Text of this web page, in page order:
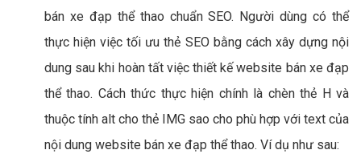
bán xe đạp thể thao chuẩn SEO. Người dùng có thể
thực hiện việc tối ưu thẻ SEO bằng cách xây dựng nội
dung sau khi hoàn tất việc thiết kế website bán xe đạp
thể thao. Cách thức thực hiện chính là chèn thẻ H và
thuộc tính alt cho thẻ IMG sao cho phù hợp với text của
nội dung website bán xe đạp thể thao. Ví dụ như sau: